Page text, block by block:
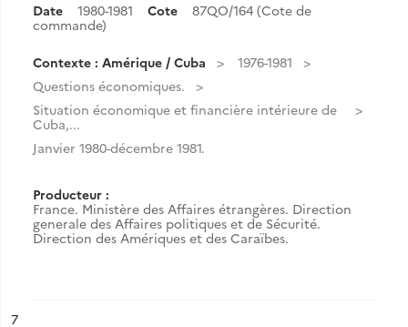
Date 1980-1981 Cote
87QO/164 (Cote de
commande)
Contexte : Amérique / Cuba
1976-1981
Questions économiques.
Situation économique et financière intérieure de
Cuba,...
Janvier 1980-décembre 1981.
Producteur :
France. Ministère des Affaires étrangères. Direction
generale des Affaires politiques et de Sécurité.
Direction des Amériques et des Caraïbes.
n°
7